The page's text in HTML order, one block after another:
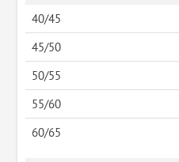
40/45
45/50
50/55
55/60
60/65